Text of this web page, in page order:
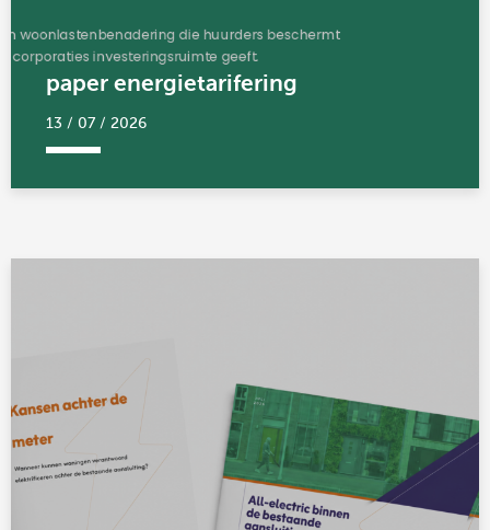
paper energietarifering
13 / 07 / 2026